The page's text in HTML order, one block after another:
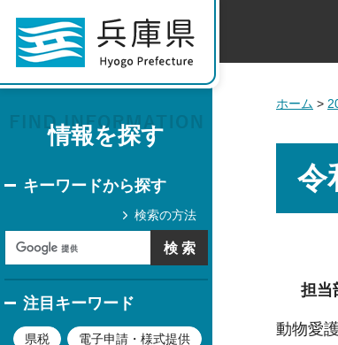
情報を探す
キーワードから探す
検索の方法
注目キーワード
県税 電子申請・様式提供
ホーム >
令
担当
動物愛